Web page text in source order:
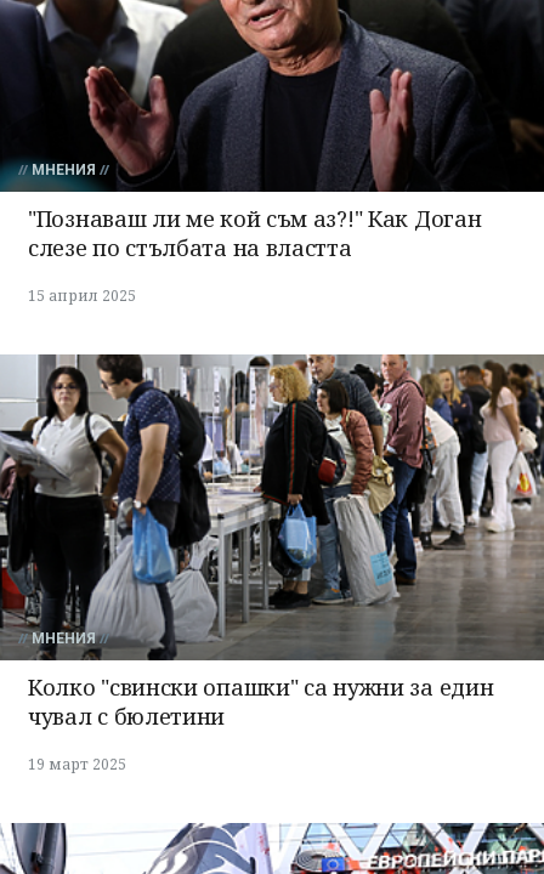
МНЕНИЯ
"Познаваш ли ме кой съм аз?!" Как Доган
слезе по стълбата на властта
15 април 2025
МНЕНИЯ
Колко "свински опашки" са нужни за един
чувал с бюлетини
19 март 2025